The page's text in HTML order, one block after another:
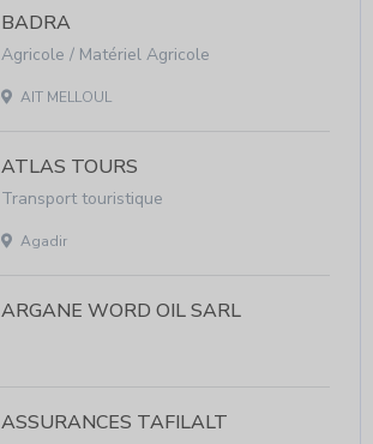
BADRA
Agricole / Matériel Agricole
AIT MELLOUL
ATLAS TOURS
Transport touristique
Agadir
ARGANE WORD OIL SARL
ASSURANCES TAFILALT